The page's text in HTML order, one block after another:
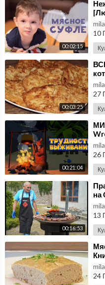
tumblr: http://
Сайт: http://
________________________________
00:02:15
mila
10
00:03:25
mila
27
00:21:04
mila
26
00:16:53
на
mila
13
mila
24